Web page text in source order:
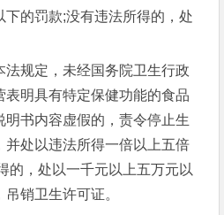
的罚款;没有违法所得的，处
规定，未经国务院卫生行政
表明具有特定保健功能的食品
明书内容虚假的，责令停止生
并处以违法所得一倍以上五倍
的，处以一千元以上五万元以
销卫生许可证。